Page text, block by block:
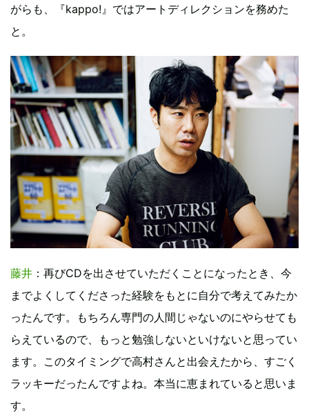
がらも、『kappo!』ではアートディレクションを務めた
と。
藤井 ：再びCDを出させていただくことになったとき、今
までよくしてくださった経験をもとに自分で考えてみたか
ったんです。もちろん専門の人間じゃないのにやらせても
らえているので、もっと勉強しないといけないと思ってい
ます。このタイミングで高村さんと出会えたから、すごく
ラッキーだったんですよね。本当に恵まれていると思いま
す。